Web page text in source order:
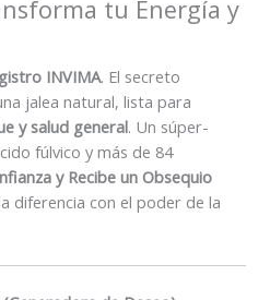
tu Energía y
INVIMA. El secreto
jalea natural, lista para
y salud general. Un súper-
fúlvico y más de 84
y Recibe un Obsequio
diferencia con el poder de la